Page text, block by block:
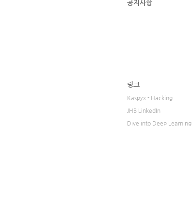
공지사항
링크
Kaspyx - Hacking
JHB LinkedIn
Dive into Deep Learning